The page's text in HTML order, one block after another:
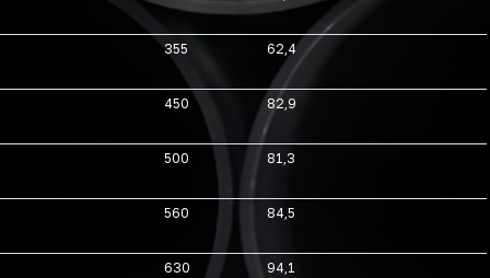
355 62,4
450 82,9
500 81,3
560 84,5
630 94,1